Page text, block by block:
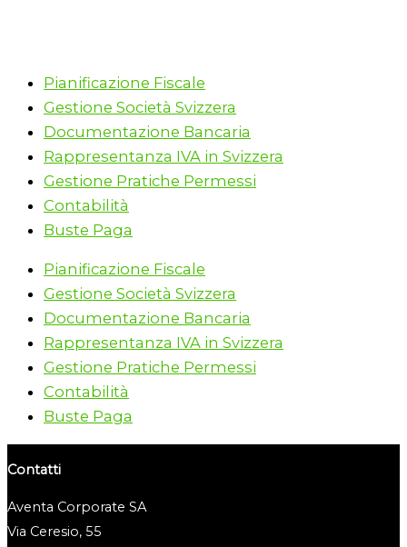
Pianificazione Fiscale
Gestione Società Svizzera
Documentazione Bancaria
Rappresentanza IVA in Svizzera
Gestione Pratiche Permessi
Contabilità
Buste Paga
Pianificazione Fiscale
Gestione Società Svizzera
Documentazione Bancaria
Rappresentanza IVA in Svizzera
Gestione Pratiche Permessi
Contabilità
Buste Paga
Contatti
Aventa Corporate SA
Via Ceresio, 55